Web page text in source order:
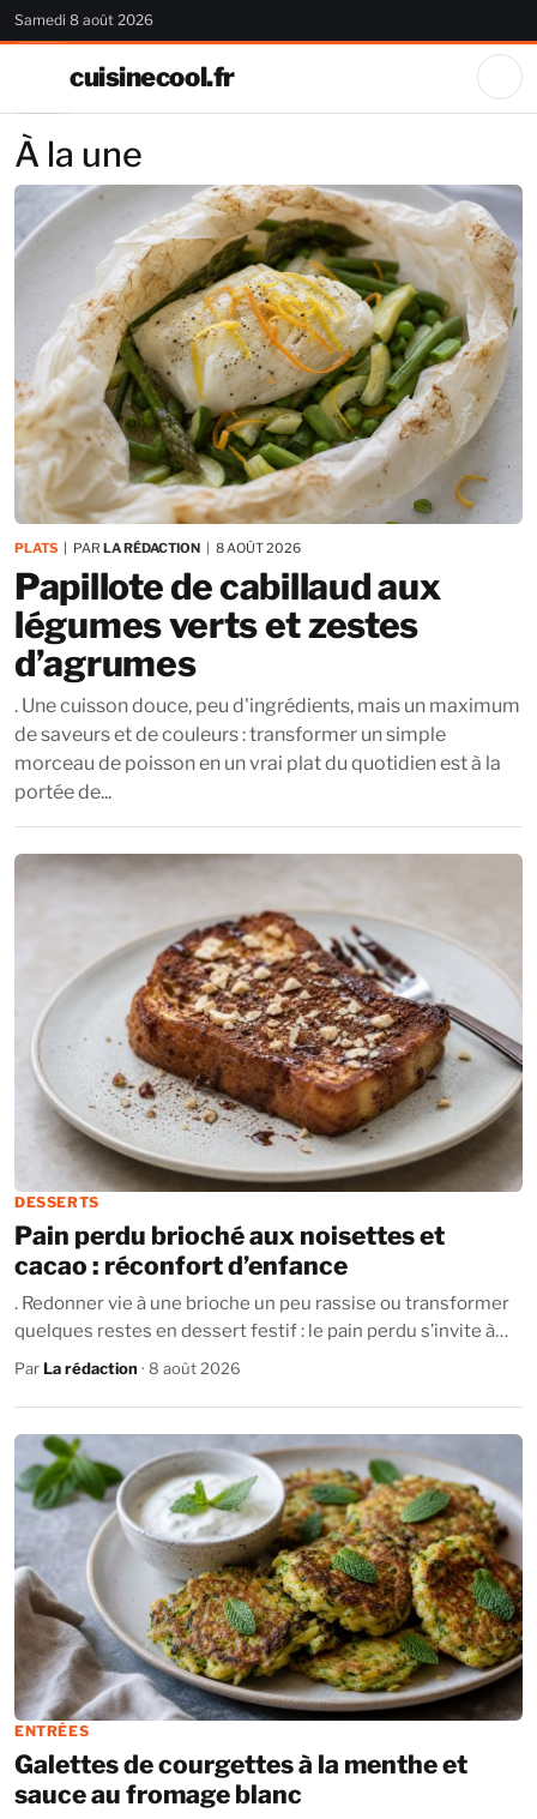
Samedi 8 août 2026
cuisinecool.fr
À la une
PLATS PAR LA RÉDACTION 8 AOÛT 2026
Papillote de cabillaud aux
légumes verts et zestes
d’agrumes
. Une cuisson douce, peu d'ingrédients, mais un maximum
de saveurs et de couleurs : transformer un simple
morceau de poisson en un vrai plat du quotidien est à la
portée de...
DESSERTS
Pain perdu brioché aux noisettes et
cacao : réconfort d’enfance
. Redonner vie à une brioche un peu rassise ou transformer
quelques restes en dessert festif : le pain perdu s’invite à
notre table sous une...
Par La rédaction · 8 août 2026
ENTRÉES
Galettes de courgettes à la menthe et
sauce au fromage blanc